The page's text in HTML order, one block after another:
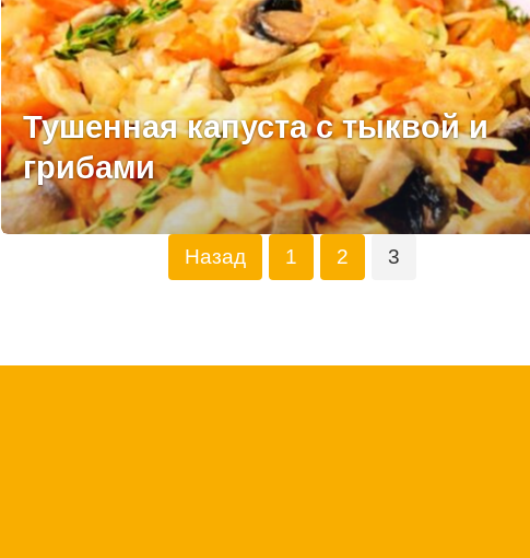
Тушенная капуста с тыквой и
грибами
Назад 1 2 3